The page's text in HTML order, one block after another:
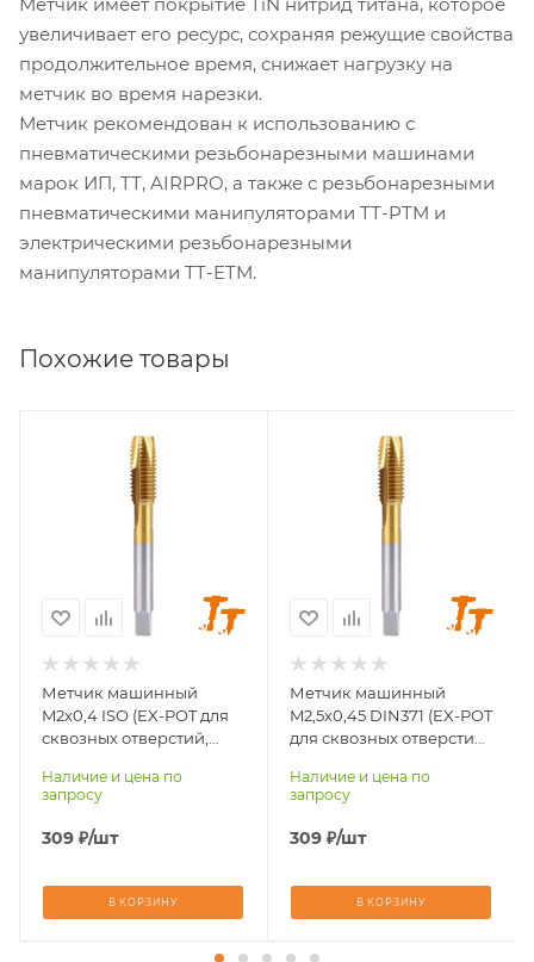
увеличивает его ресурс, сохраняя режущие свойства
продолжительное время, снижает нагрузку на
метчик во время нарезки.
Метчик рекомендован к использованию с
пневматическими резьбонарезными машинами
марок ИП, TT, AIRPRO, а также с резьбонарезными
пневматическими манипуляторами TT-PTM и
электрическими резьбонарезными
манипуляторами TT-ETM.
Похожие товары
Длина режущей
Диаметр сверления
отверстия под
Размер хвостовика,
мм
2,5х2,0
Размер резьбы
метчика
M2х0,4
Стандарт резьбы
метрическая
ISO
Метчик машинный
M2х0,4 ISO (EX-POT для
сквозных отверстий,
Наличие и цена по
запросу
309 ₽/шт
В КОРЗИНУ
Длина режущей
Диаметр сверления
отверстия под
Размер хвостовика,
мм
2,8х2,1
Размер резьбы
метчика
M2,5х0,45
Стандарт резьбы
метрическая
DIN371
сквозные
Метчик машинный
M2,5х0,45 DIN371 (EX-POT
для сквозных отверстий,
Наличие и цена по
запросу
309 ₽/шт
В КОРЗИНУ